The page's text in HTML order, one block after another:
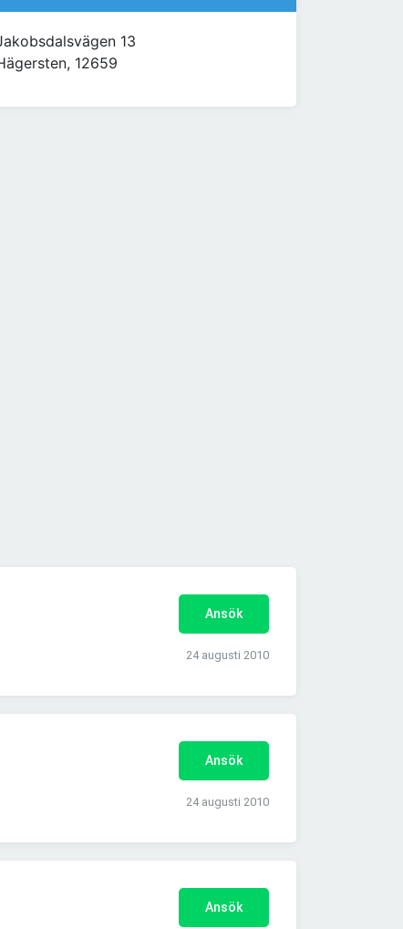
13
12659
Ansök
24 augusti 2010
Ansök
24 augusti 2010
Ansök